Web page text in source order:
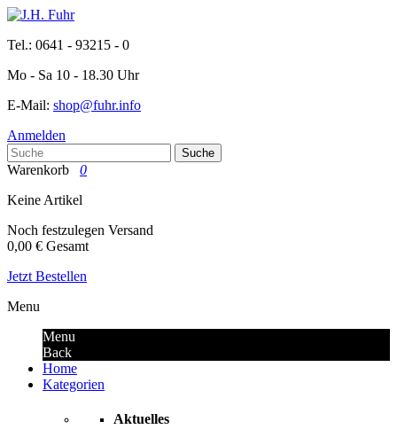
Tel.: 0641 - 93215 - 0
Mo - Sa 10 - 18.30 Uhr
E-Mail: shop@fuhr.info
Anmelden
Suche
Warenkorb
0
Keine Artikel
Noch festzulegen Versand
0,00 € Gesamt
Jetzt Bestellen
Menu
Menu
Back
Home
Kategorien
Aktuelles